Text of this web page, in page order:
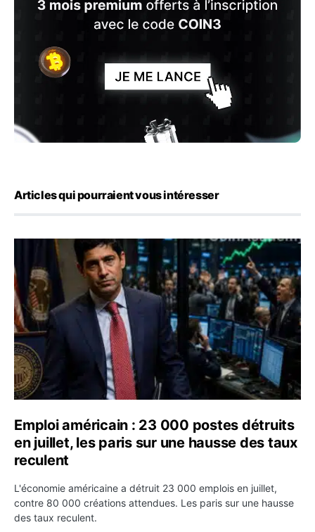
Articles qui pourraient vous intéresser
Emploi américain : 23 000 postes détruits en juillet, les
Emploi américain : 23 000 postes détruits
en juillet, les paris sur une hausse des taux
reculent
L'économie américaine a détruit 23 000 emplois en juillet,
contre 80 000 créations attendues. Les paris sur une hausse
des taux reculent.